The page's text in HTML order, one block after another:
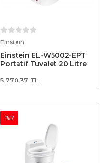
Einstein
Einstein EL-W5002-EPT
Portatif Tuvalet 20 Litre
5.770,37 TL
%7